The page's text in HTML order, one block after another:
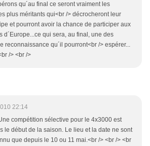
qu´au final ce seront vraiment les
plus méritants qui<br /> décrocheront leur
et pourront avoir la chance de participer aux
d´Europe...ce qui sera, au final, une des
reconnaissance qu´il pourront<br /> espérer...
/> <br />
22:14
compétition sélective pour le 4x3000 est
le début de la saison. Le lieu et la date ne sont
que depuis le 10 ou 11 mai.<br /> <br /> <br